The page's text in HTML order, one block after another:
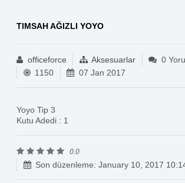
TIMSAH AĞIZLI YOYO
officeforce Aksesuarlar
0
1150
07 Jan 2017
Yoyo Tip 3
Kutu Adedi : 1
0.0
Son düzenleme: January 10, 2017